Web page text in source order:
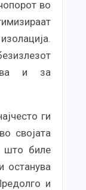
во
и за
ги
својата
што биле
останува
и